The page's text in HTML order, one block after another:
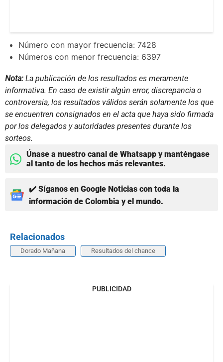
Número con mayor frecuencia: 7428
Números con menor frecuencia: 6397
Nota: La publicación de los resultados es meramente
informativa. En caso de existir algún error, discrepancia o
controversia, los resultados válidos serán solamente los que
se encuentren consignados en el acta que haya sido firmada
por los delegados y autoridades presentes durante los
sorteos.
Únase a nuestro canal de Whatsapp y manténgase
al tanto de los hechos más relevantes.
✔️ Síganos en Google Noticias con toda la
información de Colombia y el mundo.
Relacionados
Dorado Mañana Resultados del chance
PUBLICIDAD